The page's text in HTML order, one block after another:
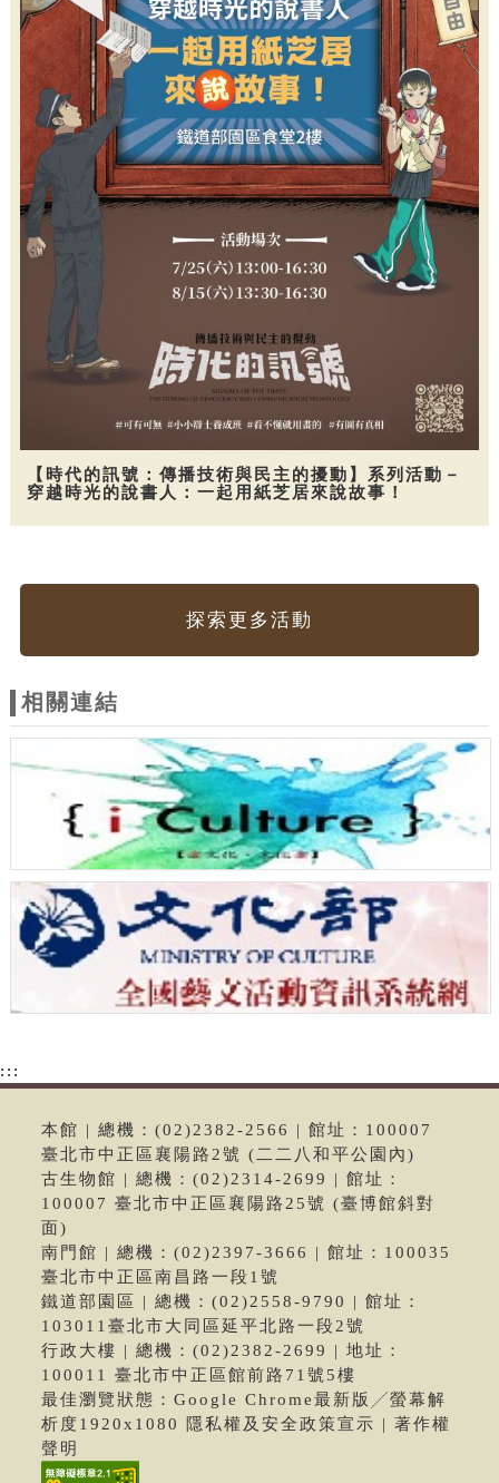
【時代的訊號：傳播技術與民主的擾動】系列活動－
穿越時光的說書人：一起用紙芝居來說故事！
探索更多活動
相關連結
:::
本館 | 總機：(02)2382-2566 | 館址：100007
臺北市中正區襄陽路2號 (二二八和平公園內)
古生物館 | 總機：(02)2314-2699 | 館址：
100007 臺北市中正區襄陽路25號 (臺博館斜對
面)
南門館 | 總機：(02)2397-3666 | 館址：100035
臺北市中正區南昌路一段1號
鐵道部園區 | 總機：(02)2558-9790 | 館址：
103011臺北市大同區延平北路一段2號
行政大樓 | 總機：(02)2382-2699 | 地址：
100011 臺北市中正區館前路71號5樓
最佳瀏覽狀態：Google Chrome最新版╱螢幕解
析度1920x1080 隱私權及安全政策宣示 | 著作權
聲明